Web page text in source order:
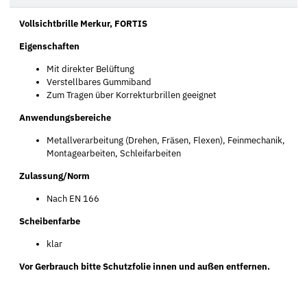
Vollsichtbrille Merkur, FORTIS
Eigenschaften
Mit direkter Belüftung
Verstellbares Gummiband
Zum Tragen über Korrekturbrillen geeignet
Anwendungsbereiche
Metallverarbeitung (Drehen, Fräsen, Flexen), Feinmechanik,
Montagearbeiten, Schleifarbeiten
Zulassung/Norm
Nach EN 166
Scheibenfarbe
klar
Vor Gerbrauch bitte Schutzfolie innen und außen entfernen.